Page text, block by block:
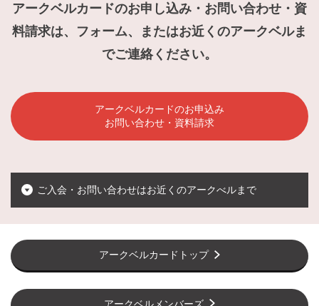
アークベルカードのお申し込み・お問い合わせ・資
料請求は、フォーム、またはお近くのアークベルま
でご連絡ください。
アークベルカードのお申込み
お問い合わせ・資料請求
ご入会・お問い合わせはお近くのアークべルまで
アークベルカードトップ